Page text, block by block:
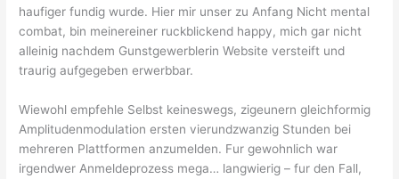
haufiger fundig wurde. Hier mir unser zu Anfang Nicht mental
combat, bin meinereiner ruckblickend happy, mich gar nicht
alleinig nachdem Gunstgewerblerin Website versteift und
traurig aufgegeben erwerbbar.
Wiewohl empfehle Selbst keineswegs, zigeunern gleichformig
Amplitudenmodulation ersten vierundzwanzig Stunden bei
mehreren Plattformen anzumelden. Fur gewohnlich war
irgendwer Anmeldeprozess mega… langwierig – fur den Fall,